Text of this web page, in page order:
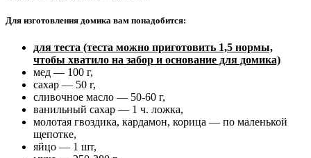
Для изготовления домика вам понадобится:
для теста (теста можно приготовить 1,5 нормы,
чтобы хватило на забор и основание для домика)
мед — 100 г,
сахар — 50 г,
сливочное масло — 50-60 г,
ванильный сахар — 1 ч. ложка,
молотая гвоздика, кардамон, корица — по маленькой
щепотке,
яйцо — 1 шт,